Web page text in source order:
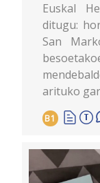
Euskal
ditugu:
San
arituko
B1